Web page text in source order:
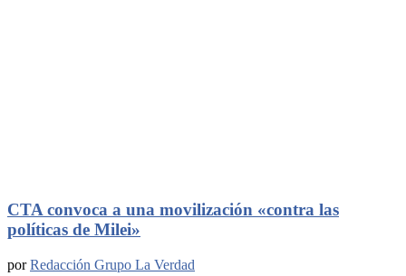
CTA convoca a una movilización «contra las
políticas de Milei»
por Redacción Grupo La Verdad